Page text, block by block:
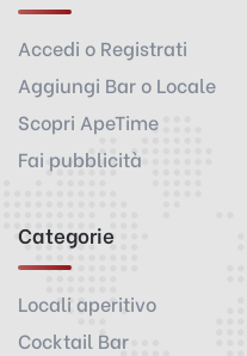
Accedi o Registrati
Aggiungi Bar o Locale
Scopri ApeTime
Fai pubblicità
Categorie
Locali aperitivo
Cocktail Bar